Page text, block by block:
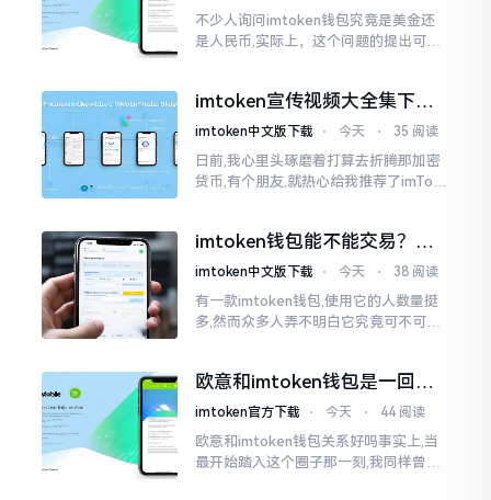
不少人询问imtoken钱包究竟是美金还
是人民币,实际上，这个问题的提出可谓
一个“钱包”而已
imtoken宣传视频大全集下
载，新手看完就懂怎么用
imtoken中文版下载 ⋅ 今天 ⋅ 35 阅读
日前,我心里头琢磨着打算去折腾那加密
货币,有个朋友,就热心给我推荐了imTok
imtoken钱包能不能交易？一
文说清楚
imtoken中文版下载 ⋅ 今天 ⋅ 38 阅读
有一款imtoken钱包,使用它的人数量挺
多,然而众多人弄不明白它究竟可不可以
存钱罐与菜市场那般
欧意和imtoken钱包是一回事
吗？搞清楚了再装钱包
imtoken官方下载 ⋅ 今天 ⋅ 44 阅读
欧意和imtoken钱包关系好吗事实上,当
最开始踏入这个圈子那一刻,我同样曾因